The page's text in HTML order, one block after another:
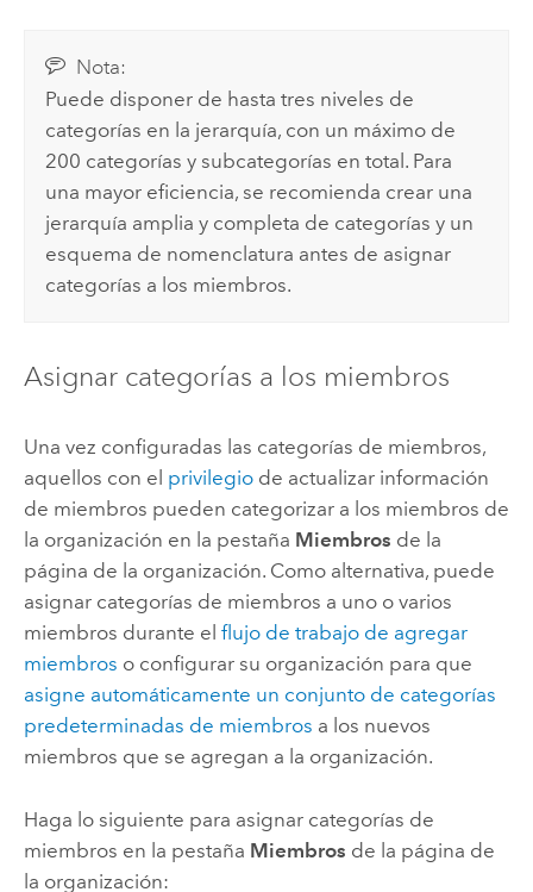
Nota:
Puede disponer de hasta tres niveles de
categorías en la jerarquía, con un máximo de
200 categorías y subcategorías en total. Para
una mayor eficiencia, se recomienda crear una
jerarquía amplia y completa de categorías y un
esquema de nomenclatura antes de asignar
categorías a los miembros.
Asignar categorías a los miembros
Una vez configuradas las categorías de miembros,
aquellos con el privilegiode actualizar información
de miembros pueden categorizar a los miembros de
la organización en la pestaña Miembros de la
página de la organización. Como alternativa, puede
asignar categorías de miembros a uno o varios
miembros durante el flujo de trabajo de agregar
miembros o configurar su organización para que
asigne automáticamente un conjunto de categorías
predeterminadas de miembros a los nuevos
miembros que se agregan a la organización.
Haga lo siguiente para asignar categorías de
miembros en la pestaña Miembros de la página de
la organización: